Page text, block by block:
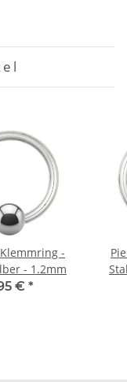
-
- 1.2mm
€ *